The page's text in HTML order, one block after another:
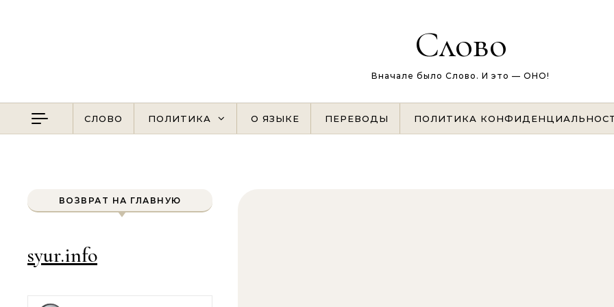
Слово
Вначале было Слово. И это — ОНО!
СЛОВО ПОЛИТИКА О ЯЗЫКЕ ПЕРЕВОДЫ ПОЛИТИКА
ВОЗВРАТ НА ГЛАВНУЮ
syur.info